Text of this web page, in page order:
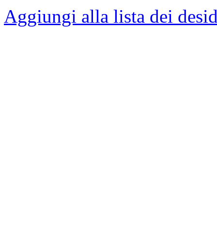
Aggiungi alla lista dei